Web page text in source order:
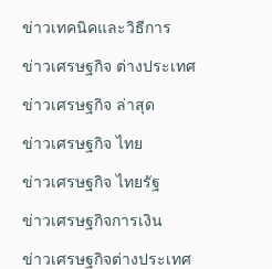
ข่าวเทคนิคและวิธีการ
ข่าวเศรษฐกิจ ต่างประเทศ
ข่าวเศรษฐกิจ ล่าสุด
ข่าวเศรษฐกิจ ไทย
ข่าวเศรษฐกิจ ไทยรัฐ
ข่าวเศรษฐกิจการเงิน
ข่าวเศรษฐกิจต่างประเทศ